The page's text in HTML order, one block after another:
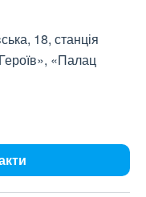
18, станція
«Палац